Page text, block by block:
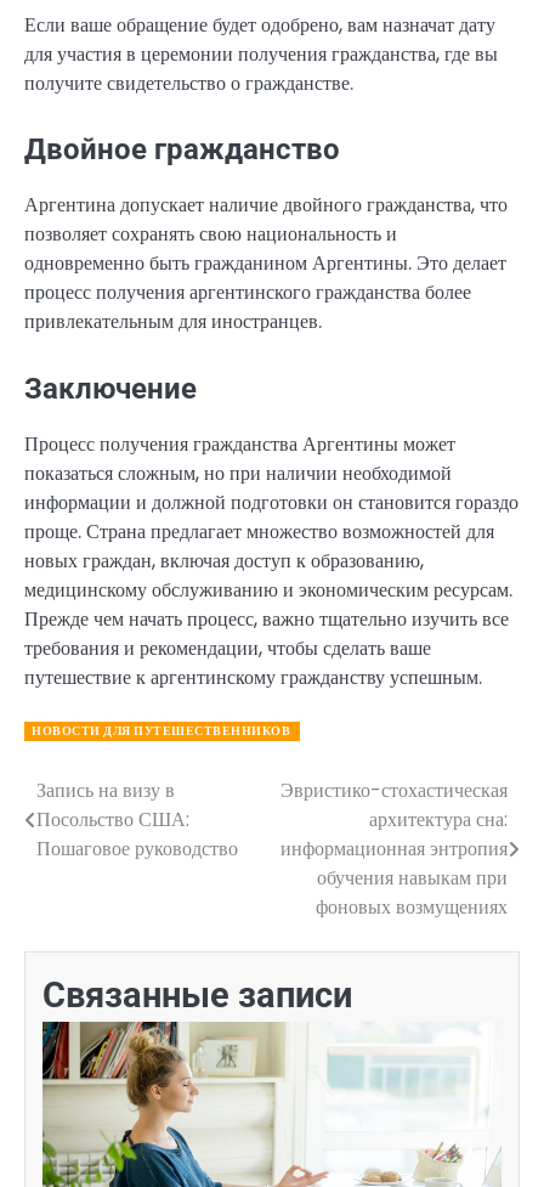
Если ваше обращение будет одобрено, вам назначат дату
для участия в церемонии получения гражданства, где вы
получите свидетельство о гражданстве.
Двойное гражданство
Аргентина допускает наличие двойного гражданства, что
позволяет сохранять свою национальность и
одновременно быть гражданином Аргентины. Это делает
процесс получения аргентинского гражданства более
привлекательным для иностранцев.
Заключение
Процесс получения гражданства Аргентины может
показаться сложным, но при наличии необходимой
информации и должной подготовки он становится гораздо
проще. Страна предлагает множество возможностей для
новых граждан, включая доступ к образованию,
медицинскому обслуживанию и экономическим ресурсам.
Прежде чем начать процесс, важно тщательно изучить все
требования и рекомендации, чтобы сделать ваше
путешествие к аргентинскому гражданству успешным.
НОВОСТИ ДЛЯ ПУТЕШЕСТВЕННИКОВ
Навигация
по
Запись на визу в
Посольство США:
Пошаговое руководство
Эвристико-стохастическая
архитектура сна:
информационная энтропия
обучения навыкам при
фоновых возмущениях
Связанные записи